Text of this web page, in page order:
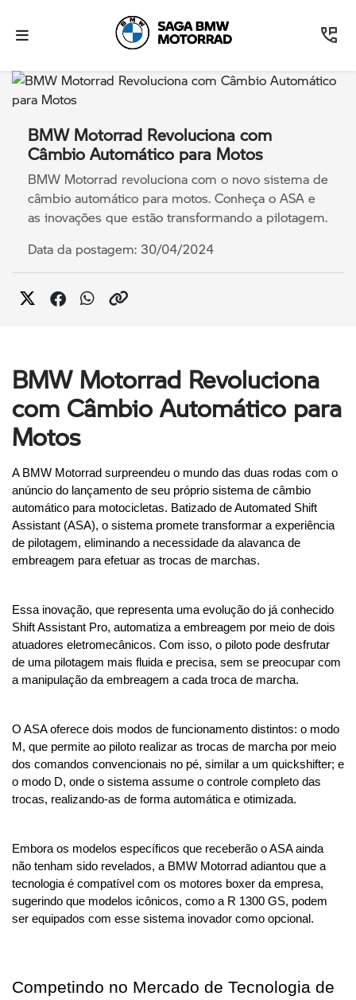
BMW Motorrad Revoluciona com
Câmbio Automático para Motos
BMW Motorrad revoluciona com o novo sistema de
câmbio automático para motos. Conheça o ASA e
as inovações que estão transformando a pilotagem.
Data da postagem: 30/04/2024
BMW Motorrad Revoluciona
com Câmbio Automático para
Motos
A BMW Motorrad surpreendeu o mundo das duas rodas com o
anúncio do lançamento de seu próprio sistema de câmbio
automático para motocicletas. Batizado de Automated Shift
Assistant (ASA), o sistema promete transformar a experiência
de pilotagem, eliminando a necessidade da alavanca de
embreagem para efetuar as trocas de marchas.
Essa inovação, que representa uma evolução do já conhecido
Shift Assistant Pro, automatiza a embreagem por meio de dois
atuadores eletromecânicos. Com isso, o piloto pode desfrutar
de uma pilotagem mais fluida e precisa, sem se preocupar com
a manipulação da embreagem a cada troca de marcha.
O ASA oferece dois modos de funcionamento distintos: o modo
M, que permite ao piloto realizar as trocas de marcha por meio
dos comandos convencionais no pé, similar a um quickshifter; e
o modo D, onde o sistema assume o controle completo das
trocas, realizando-as de forma automática e otimizada.
Embora os modelos específicos que receberão o ASA ainda
não tenham sido revelados, a BMW Motorrad adiantou que a
tecnologia é compatível com os motores boxer da empresa,
sugerindo que modelos icônicos, como a R 1300 GS, podem
ser equipados com esse sistema inovador como opcional.
Competindo no Mercado de Tecnologia de